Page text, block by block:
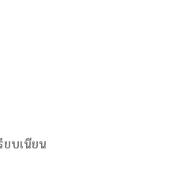
บเนียน